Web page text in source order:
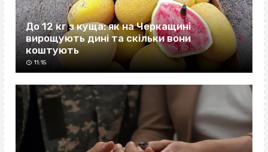
До 12 кг з куща: як на Черкащині
вирощують дині та скільки вони
коштують
11:15